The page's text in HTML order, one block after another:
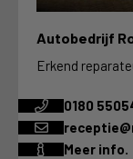
Autobedrijf
Erkend
0180
Meer info.